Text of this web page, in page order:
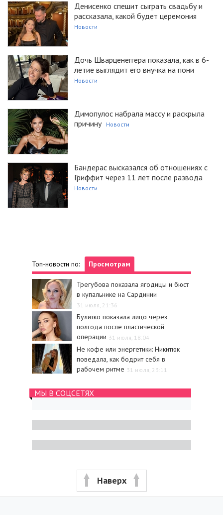
Денисенко спешит сыграть свадьбу и
рассказала, какой будет церемония
Новости
Дочь Шварценеггера показала, как в 6-
летие выглядит его внучка на пони
Новости
Димопулос набрала массу и раскрыла
причину
Новости
Бандерас высказался об отношениях с
Гриффит через 11 лет после развода
Новости
Топ-новости по: Просмотрам
Трегубова показала ягодицы и бюст
в купальнике на Сардинии
31 июля, 21:36
Булитко показала лицо через
полгода после пластической
операции 31 июля, 18:04
Не кофе или энергетики: Никитюк
поведала, как бодрит себя в
рабочем ритме 31 июля, 23:11
МЫ В СОЦСЕТЯХ
Наверх